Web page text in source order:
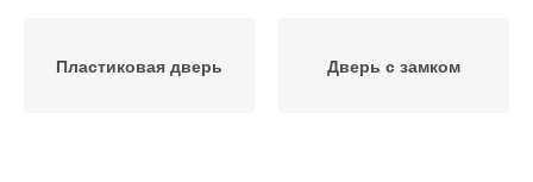
Пластиковая дверь Дверь с замком